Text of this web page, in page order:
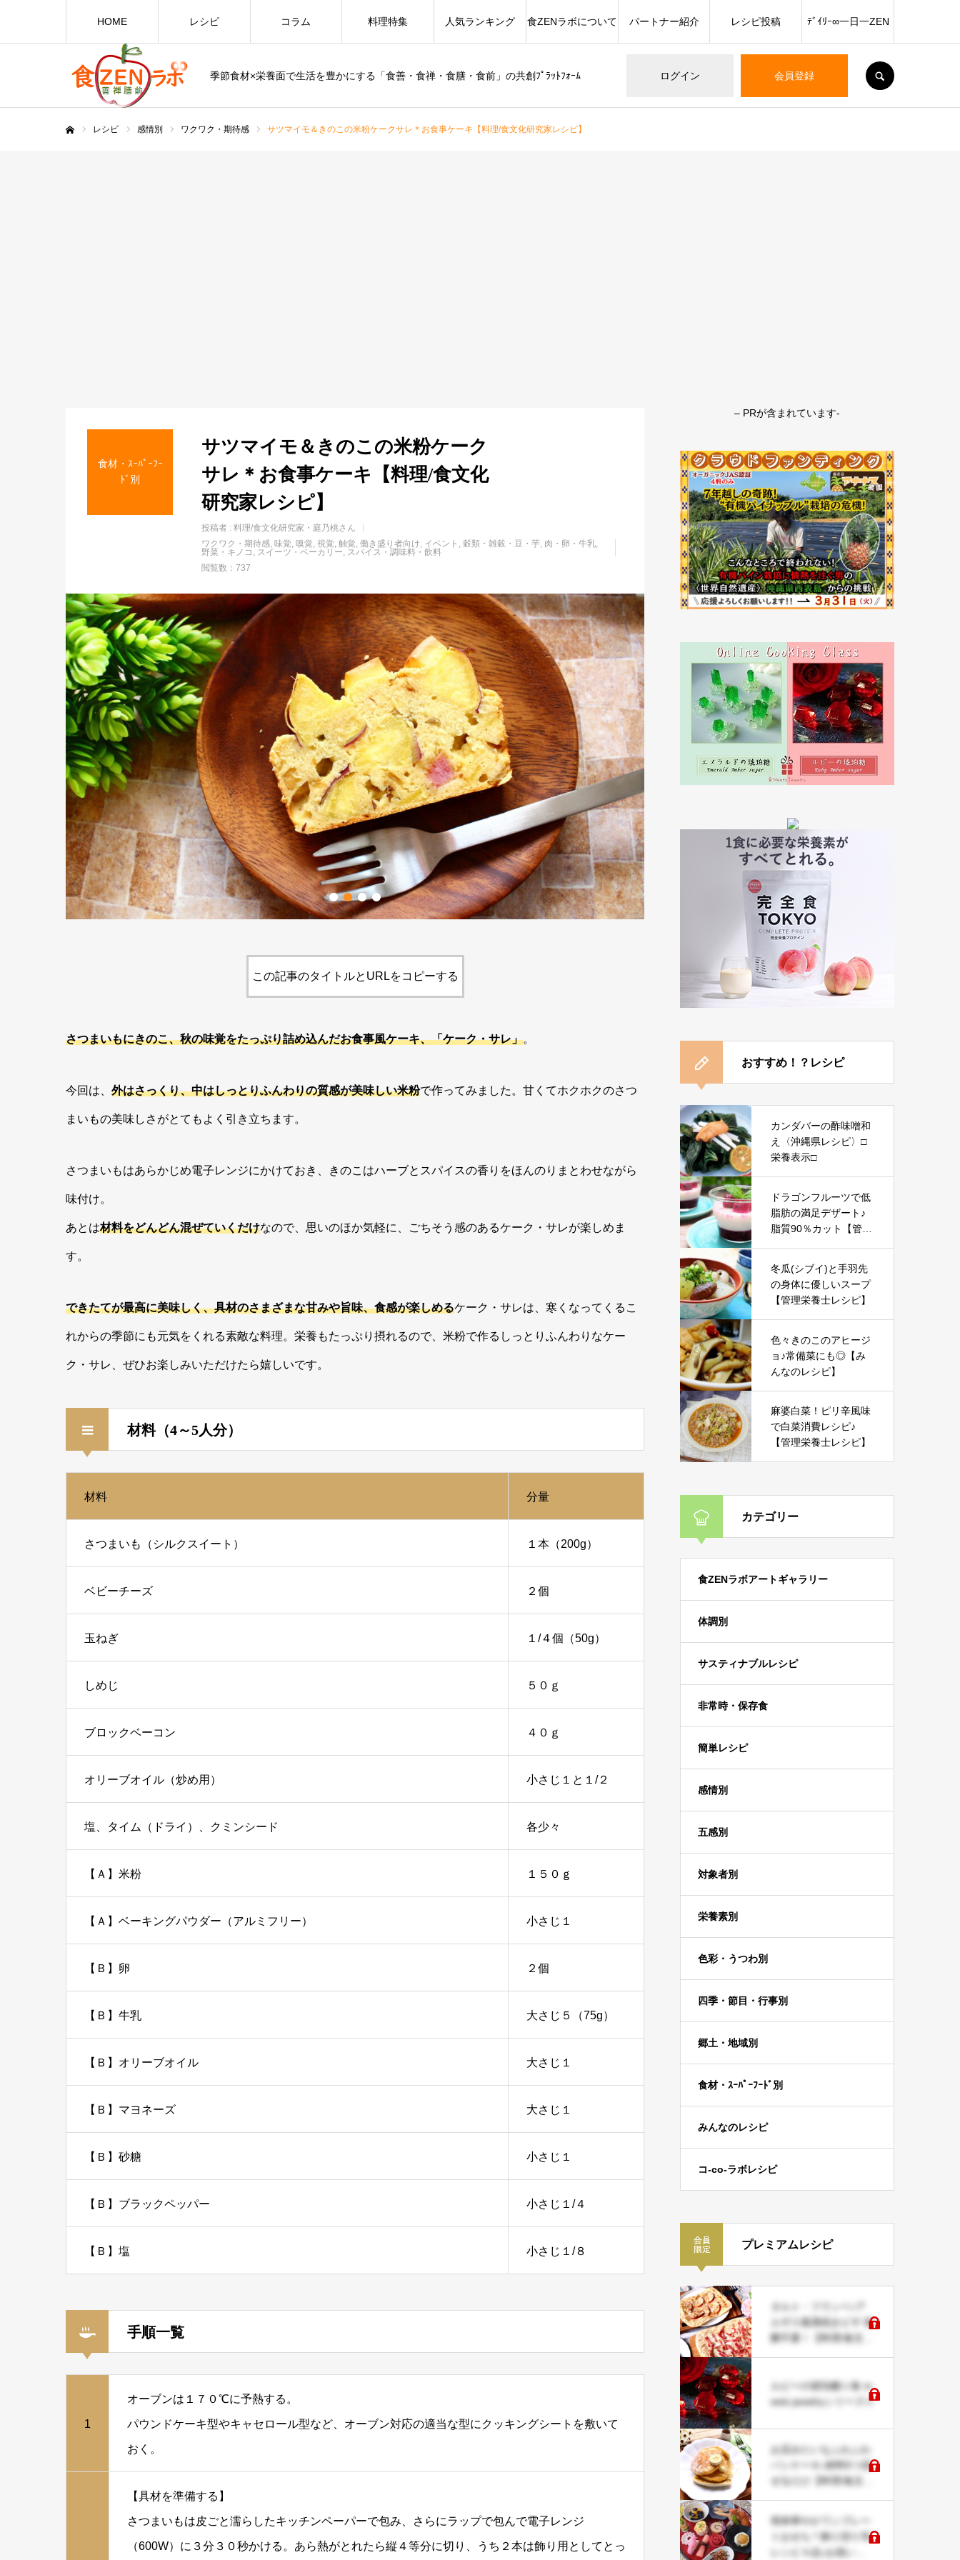
季節食材×栄養面で生活を豊かにする「食善・食禅・食膳・食前」の共創ﾌﾟﾗｯﾄﾌｫｰﾑ ログイン 会員登録
HOME レシピ コラム 料理特集 人気ランキング 食ZENラボについて パートナー紹介 レシピ投稿 ﾃﾞｲﾘｰ∞一日一ZEN
レシピ 感情別 ワクワク・期待感 サツマイモ＆きのこの米粉ケークサレ＊お食事ケーキ【料理/食文化研究家レシピ】
食材・ｽｰﾊﾟｰﾌｰ
ﾄﾞ別
サツマイモ＆きのこの米粉ケーク
サレ＊お食事ケーキ【料理/食文化
研究家レシピ】
投稿者 : 料理/食文化研究家・庭乃桃さん
ワクワク・期待感 味覚 嗅覚 視覚 触覚 働き盛り者向け イベント 穀類・雑穀・豆・芋 肉・卵・牛乳
野菜・キノコ
スイーツ・ベーカリー スパイス・調味料・飲料
閲覧数：737
この記事のタイトルとURLをコピーする
さつまいもにきのこ、秋の味覚をたっぷり詰め込んだお食事風ケーキ、「ケーク・サレ」。
今回は、 外はさっくり、中はしっとりふんわりの質感が美味しい米粉で作ってみました。甘くてホクホクのさつ
まいもの美味しさがとてもよく引き立ちます。
さつまいもはあらかじめ電子レンジにかけておき、きのこはハーブとスパイスの香りをほんのりまとわせながら
味付け。
あとは材料をどんどん混ぜていくだけなので、思いのほか気軽に、ごちそう感のあるケーク・サレが楽しめま
す。
できたてが最高に美味しく、具材のさまざまな甘みや旨味、食感が楽しめるケーク・サレは、寒くなってくるこ
れからの季節にも元気をくれる素敵な料理。栄養もたっぷり摂れるので、米粉で作るしっとりふんわりなケー
ク・サレ、ぜひお楽しみいただけたら嬉しいです。
材料（4～5人分）
材料 分量
さつまいも（シルクスイート） １本（200g）
ベビーチーズ ２個
玉ねぎ １/４個（50g）
しめじ ５０ｇ
ブロックベーコン ４０ｇ
オリーブオイル（炒め用） 小さじ１と１/２
塩、タイム（ドライ）、クミンシード 各少々
【Ａ】米粉 １５０ｇ
【Ａ】ベーキングパウダー（アルミフリー） 小さじ１
【Ｂ】卵 ２個
【Ｂ】牛乳 大さじ５（75g）
【Ｂ】オリーブオイル 大さじ１
【Ｂ】マヨネーズ 大さじ１
【Ｂ】砂糖 小さじ１
【Ｂ】ブラックペッパー 小さじ１/４
【Ｂ】塩 小さじ１/８
手順一覧
1
オーブンは１７０℃に予熱する。
パウンドケーキ型やキャセロール型など、オーブン対応の適当な型にクッキングシートを敷いて
おく。
【具材を準備する】
さつまいもは皮ごと濡らしたキッチンペーパーで包み、さらにラップで包んで電子レンジ
（600W）に３分３０秒かける。あら熱がとれたら縦４等分に切り、うち２本は飾り用としてとっ
– PRが含まれています-
おすすめ！？レシピ
カンダバーの酢味噌和
え〈沖縄県レシピ〉□
栄養表示□
ドラゴンフルーツで低
脂肪の満足デザート♪
脂質90％カット【管理
冬瓜(シブイ)と手羽先
の身体に優しいスープ
【管理栄養士レシピ】
色々きのこのアヒージ
ョ♪常備菜にも◎【み
んなのレシピ】
麻婆白菜！ピリ辛風味
で白菜消費レシピ♪
【管理栄養士レシピ】
カテゴリー
食ZENラボアートギャラリー
体調別
サスティナブルレシピ
非常時・保存食
簡単レシピ
感情別
五感別
対象者別
栄養素別
色彩・うつわ別
四季・節目・行事別
郷土・地域別
食材・ｽｰﾊﾟｰﾌｰﾄﾞ別
みんなのレシピ
コ-co-ラボレシピ
プレミアムレシピ
ルザス風薄焼きピザ 発
酵不要！【料理/食文化
ルビーの琥珀糖☆食 m
eets jewelryシリーズ☆
お店みたいなふわふわ
パンケーキ♪材料5つ混
ぜるだけ【料理/食文化
簡単華やかワンプレー
トおせち＊飾り切り等
レシピ４品♪お祝い事